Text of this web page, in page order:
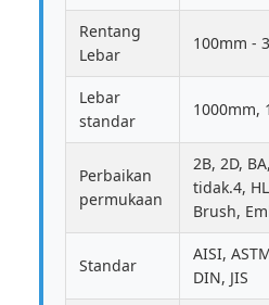
Rentang
Lebar
100mm -
Lebar
standar
1000mm,
Perbaikan
permukaan
2B, 2D,
tidak.4,
Brush,
Standar
AISI,
DIN, JIS